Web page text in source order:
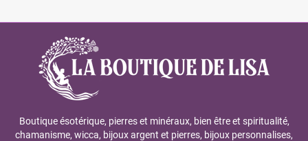
Boutique ésotérique, pierres et minéraux, bien être et spiritualité,
chamanisme, wicca, bijoux argent et pierres, bijoux personnalises,